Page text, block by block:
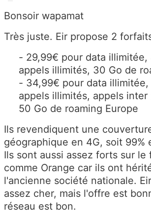
Bonsoir wapamat
Très juste. Eir propose 2
- 29,99€ pour data illimitée,
appels illimités, 30 Go de
- 34,99€ pour data illimitée,
appels illimités, appels
50 Go de roaming Europe
Ils revendiquent une
géographique en 4G, soit 99%
Ils sont aussi assez forts sur le
comme Orange car ils ont
l'ancienne société nationale.
assez cher, mais l'offre est
réseau est bon.